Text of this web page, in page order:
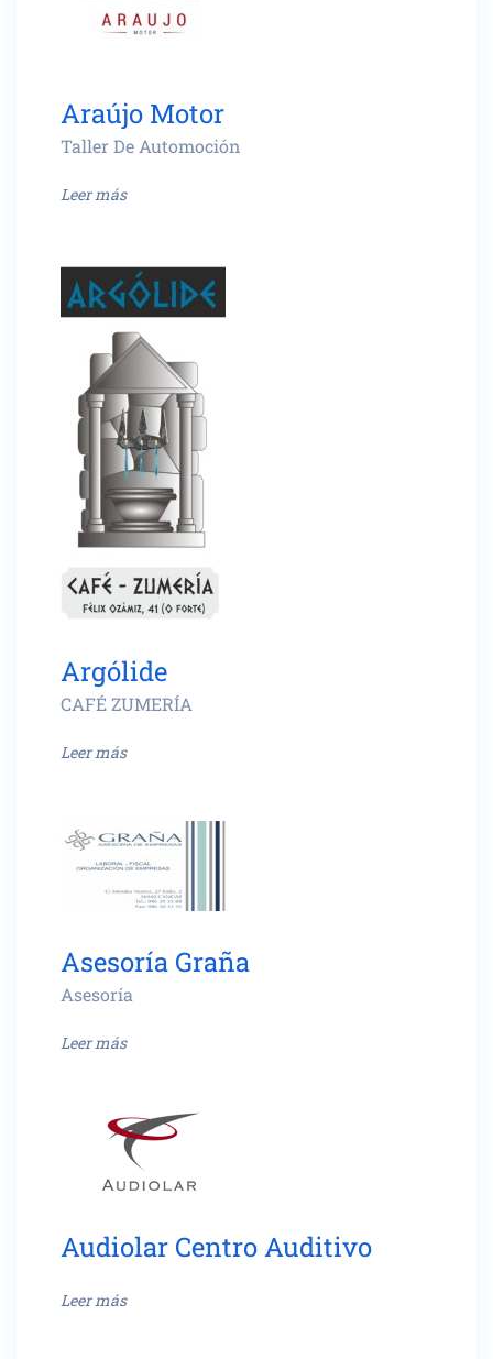
Araújo Motor
Taller De Automoción
Leer más
Argólide
CAFÉ ZUMERÍA
Leer más
Asesoría Graña
Asesoría
Leer más
Audiolar Centro Auditivo
Leer más